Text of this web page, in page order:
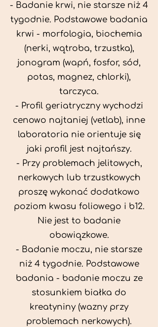
- Badanie krwi, nie starsze niż 4
tygodnie. Podstawowe badania
krwi - morfologia, biochemia
(nerki, wątroba, trzustka),
jonogram (wapń, fosfor, sód,
potas, magnez, chlorki),
tarczyca.
- Profil geriatryczny wychodzi
cenowo najtaniej (vetlab), inne
laboratoria nie orientuje się
jaki profil jest najtańszy.
- Przy problemach jelitowych,
nerkowych lub trzustkowych
proszę wykonać dodatkowo
poziom kwasu foliowego i b12.
Nie jest to badanie
obowiązkowe.
- Badanie moczu, nie starsze
niż 4 tygodnie. Podstawowe
badania - badanie moczu ze
stosunkiem białka do
kreatyniny (wazny przy
problemach nerkowych).